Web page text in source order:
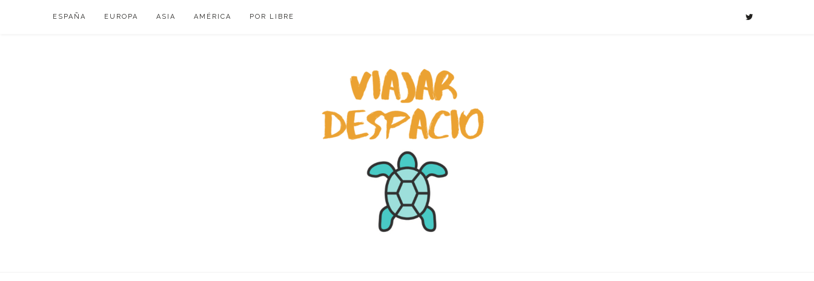
ESPAÑA EUROPA ASIA AMÉRICA POR LIBRE